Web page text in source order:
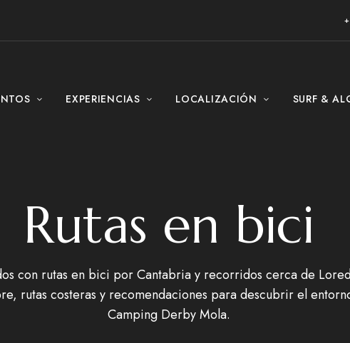
EXPERIENCIAS LOCALIZACIÓN SURF &
Rutas en bici
con rutas en bici por Cantabria y recorridos cerca de
rutas costeras y recomendaciones para descubrir el
Camping Derby Mola.